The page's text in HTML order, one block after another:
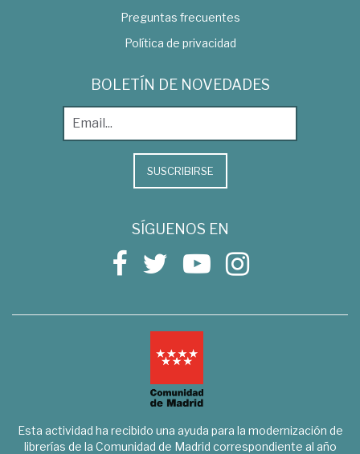
Preguntas frecuentes
Política de privacidad
BOLETÍN DE NOVEDADES
SUSCRIBIRSE
SÍGUENOS EN
Esta actividad ha recibido una ayuda para la modernización de
librerías de la Comunidad de Madrid correspondiente al año